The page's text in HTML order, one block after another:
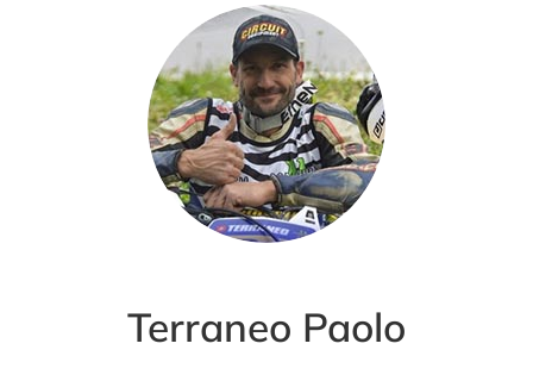
Terraneo Paolo